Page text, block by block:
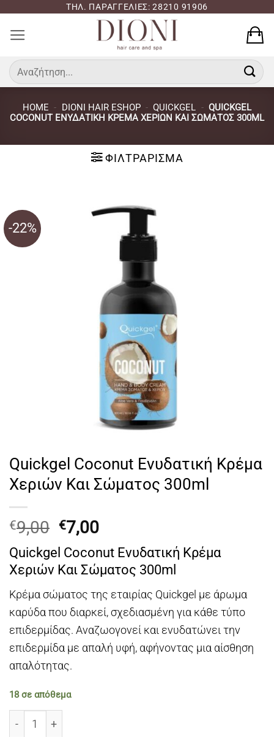
περιεχόμενο
ΤΗΛ. ΠΑΡΑΓΓΕΛΙΕΣ: 28210 91906
Αναζήτηση
για:
HOME - DIONI HAIR ESHOP - QUICKGEL - QUICKGEL
COCONUT ΕΝΥΔΑΤΙΚΉ ΚΡΈΜΑ ΧΕΡΙΏΝ ΚΑΙ ΣΏΜΑΤΟΣ 300ML
ΦΙΛΤΡΆΡΙΣΜΑ
-22%
Quickgel Coconut Ενυδατική Κρέμα
Χεριών Και Σώματος 300ml
€9,00 Original
price
was:
€9,00.
€7,00Η
τρέχουσα
τιμή
είναι:
€7,00.
Quickgel Coconut Ενυδατική Κρέμα
Χεριών Και Σώματος 300ml
Κρέμα σώματος της εταιρίας Quickgel με άρωμα
καρύδα που διαρκεί, σχεδιασμένη για κάθε τύπο
επιδερμίδας. Αναζωογονεί και ενυδατώνει την
επιδερμίδα με απαλή υφή, αφήνοντας μια αίσθηση
απαλότητας.
18 σε απόθεμα